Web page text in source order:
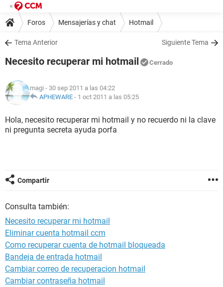
Foros Mensajerías y chat Hotmail
Tema Anterior Siguiente Tema
Necesito recuperar mi hotmail Cerrado
magi - 30 sep 2011 a las 04:22
APHEWARE - 1 oct 2011 a las 05:25
Hola, necesito recuperar mi hotmail y no recuerdo ni la clave
ni pregunta secreta ayuda porfa
Compartir
Consulta también:
Necesito recuperar mi hotmail
Eliminar cuenta hotmail ccm
Como recuperar cuenta de hotmail bloqueada
Bandeja de entrada hotmail
Cambiar correo de recuperacion hotmail
Cambiar contraseña hotmail